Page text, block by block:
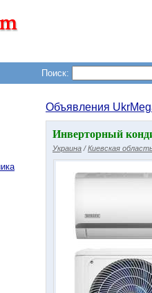
Поиск:
Объявления
Инверторный
Украина /Киевская